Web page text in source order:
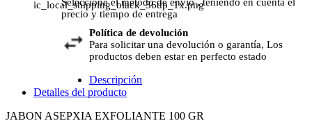
precio y tiempo de entrega
Política de devolución
Para solicitar una devolución o garantía, Los
productos deben estar en perfecto estado
Descripción
Detalles del producto
JABON ASEPXIA EXFOLIANTE 100 GR